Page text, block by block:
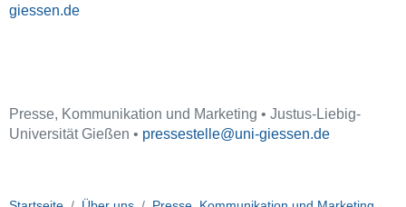
Presse, Kommunikation und Marketing • Justus-Liebig-
Universität Gießen • pressestelle